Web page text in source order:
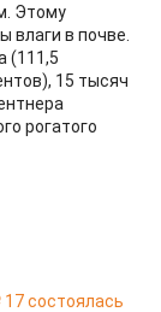
Этому
влаги в почве.
(111,5
15 тысяч
рогатого
состоялась